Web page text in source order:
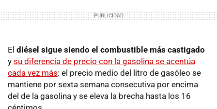
El diésel sigue siendo el combustible más castigado
y su diferencia de precio con la gasolina se acentúa
cada vez más: el precio medio del litro de gasóleo se
mantiene por sexta semana consecutiva por encima
del de la gasolina y se eleva la brecha hasta los 16